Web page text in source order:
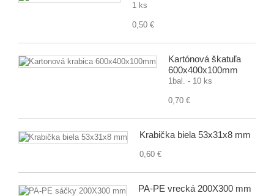
1 ks
0,50 €
Kartónová škatuľa
600x400x100mm
1bal. - 10 ks
0,70 €
Krabička biela 53x31x8 mm
0,60 €
PA-PE vrecká 200X300 mm